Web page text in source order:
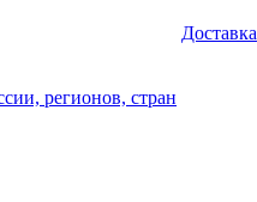
регионов, стран
Доставка